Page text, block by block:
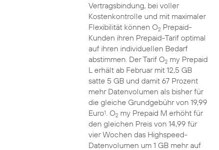
Vertragsbindung, bei voller
Kostenkontrolle und mit maximaler
Flexibilität können O2Prepaid-
Kunden ihren Prepaid-Tarif optimal
auf ihren individuellen Bedarf
abstimmen. Der Tarif O2my Prepaid
L erhält ab Februar mit 12,5 GB
satte 5 GB und damit 67 Prozent
mehr Datenvolumen als bisher für
die gleiche Grundgebühr von 19,99
Euro1. O2my Prepaid M erhöht für
den gleichen Preis von 14,99 für
vier Wochen das Highspeed-
Datenvolumen um 1 GB mehr auf